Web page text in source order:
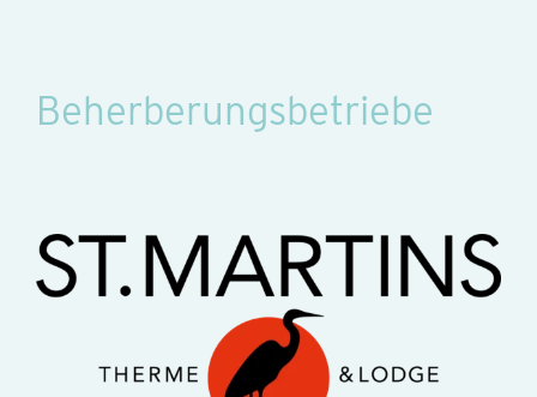
Beherberungsbetriebe